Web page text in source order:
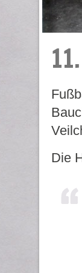
Die